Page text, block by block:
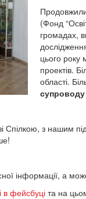
(Фонд
громадах,
цього року
проектів.
області.
супроводу
Спілкою, з нашим
інформації, а
в фейсбуці та на